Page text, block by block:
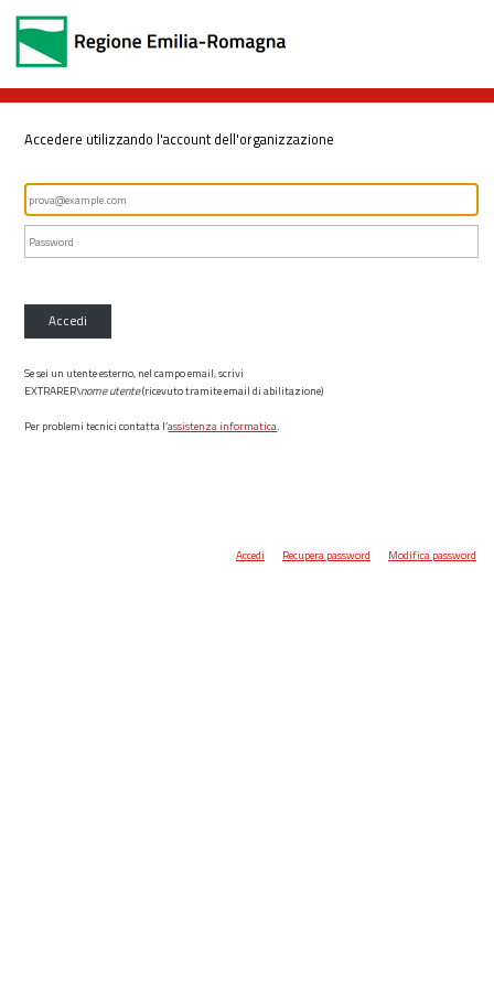
Accedere utilizzando l'account dell'organizzazione
Accedi
Se sei un utente esterno, nel campo email, scrivi
EXTRARER\nome utente(ricevuto tramite email di abilitazione)
Per problemi tecnici contatta l’assistenza informatica.
Accedi Recupera password Modifica password